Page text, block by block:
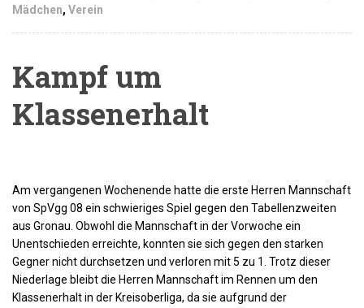
Mädchen, Verein
Kampf um
Klassenerhalt
Am vergangenen Wochenende hatte die erste Herren Mannschaft
von SpVgg 08 ein schwieriges Spiel gegen den Tabellenzweiten
aus Gronau. Obwohl die Mannschaft in der Vorwoche ein
Unentschieden erreichte, konnten sie sich gegen den starken
Gegner nicht durchsetzen und verloren mit 5 zu 1. Trotz dieser
Niederlage bleibt die Herren Mannschaft im Rennen um den
Klassenerhalt in der Kreisoberliga, da sie aufgrund der